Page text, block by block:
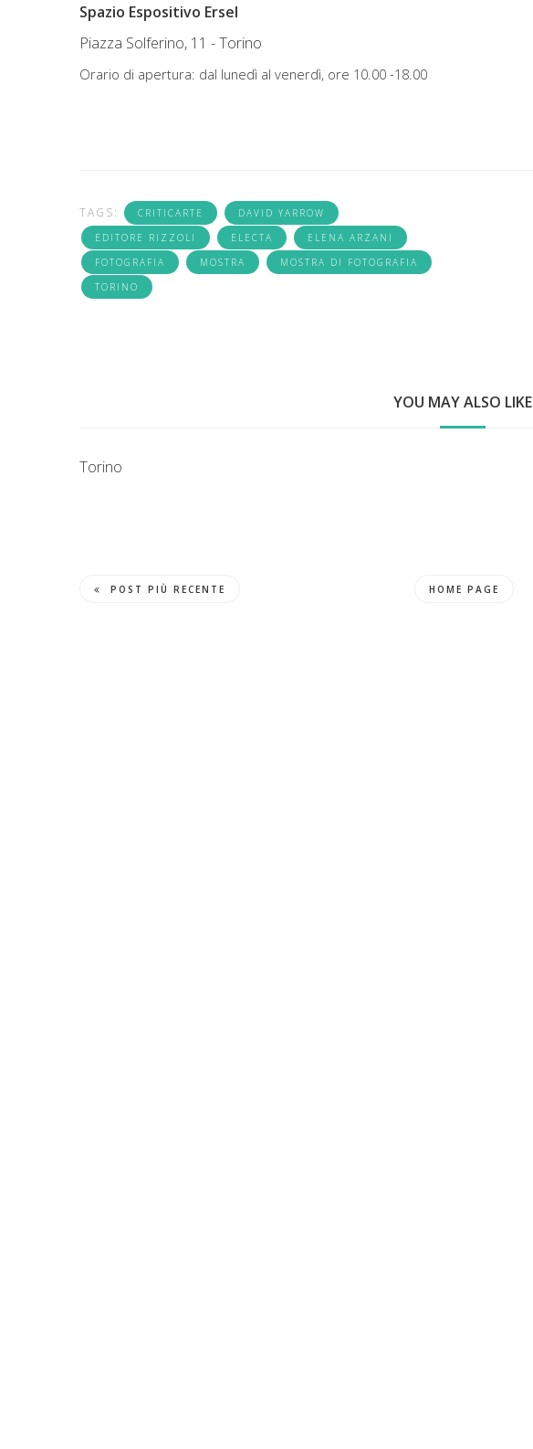
Spazio Espositivo Ersel
Piazza Solferino, 11 - Torino
Orario di apertura: dal lunedì al venerdì, ore 10.00 -18.00
TAGS: CRITICARTE
DAVID YARROW
EDITORE RIZZOLI
ELECTA
ELENA ARZANI
FOTOGRAFIA
MOSTRA
MOSTRA DI FOTOGRAFIA
TORINO
YOU MAY ALSO LIKE
Torino
POST PIÙ RECENTE HOME PAGE